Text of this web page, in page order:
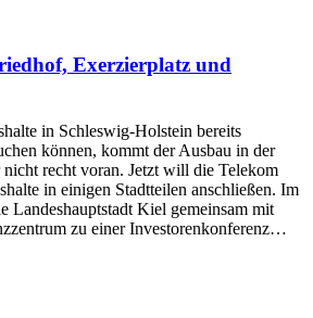
Exerzierplatz und
in Schleswig-Holstein bereits
können, kommt der Ausbau in der
nicht recht voran. Jetzt will die Telekom
in einigen Stadtteilen anschließen. Im
Landeshauptstadt Kiel gemeinsam mit
zu einer Investorenkonferenz…